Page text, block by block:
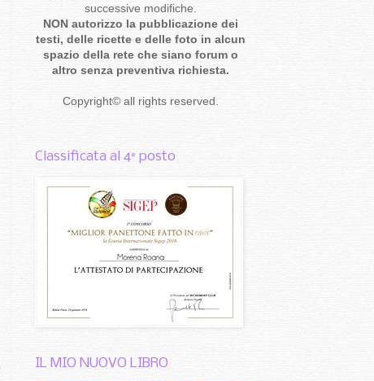
successive modifiche.
NON autorizzo la pubblicazione dei
testi, delle ricette e delle foto in alcun
spazio della rete che siano forum o
altro senza preventiva richiesta.
Copyright© all rights reserved
Classificata al 4° posto
IL MIO NUOVO LIBRO